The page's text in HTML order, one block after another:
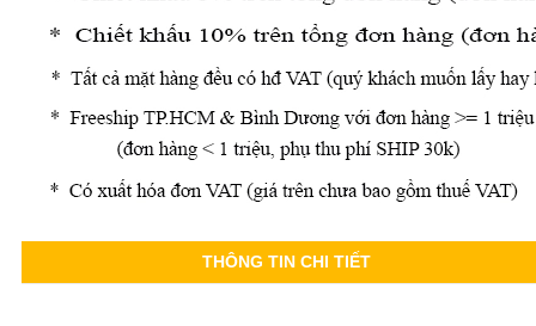
THÔNG TIN CHI TIẾT